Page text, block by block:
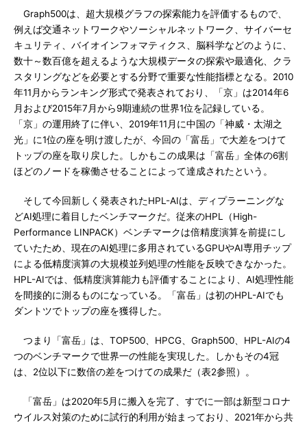
Graph500は、超大規模グラフの探索能力を評価するもので、
例えば交通ネットワークやソーシャルネットワーク、サイバーセ
キュリティ、バイオインフォマティクス、脳科学などのように、
数十～数百億を超えるような大規模データの探索や最適化、クラ
スタリングなどを必要とする分野で重要な性能指標となる。2010
年11月からランキング形式で発表されており、「京」は2014年6
月および2015年7月から9期連続の世界1位を記録している。
「京」の運用終了に伴い、2019年11月に中国の「神威・太湖之
光」に1位の座を明け渡したが、今回の「富岳」で大差をつけて
トップの座を取り戻した。しかもこの成果は「富岳」全体の6割
ほどのノードを稼働させることによって達成されたという。
そして今回新しく発表されたHPL-AIは、ディプラーニングな
どAI処理に着目したベンチマークだ。従来のHPL（High-
Performance LINPACK）ベンチマークは倍精度演算を前提にし
ていたため、現在のAI処理に多用されているGPUやAI専用チップ
による低精度演算の大規模並列処理の性能を反映できなかった。
HPL-AIでは、低精度演算能力も評価することにより、AI処理性能
を間接的に測るものになっている。「富岳」は初のHPL-AIでも
ダントツでトップの座を獲得した。
つまり「富岳」は、TOP500、HPCG、Graph500、HPL-AIの4
つのベンチマークで世界一の性能を実現した。しかもその4冠
は、2位以下に数倍の差をつけての成果だ（表2参照）。
「富岳」は2020年5月に搬入を完了、すでに一部は新型コロナ
ウイルス対策のために試行的利用が始まっており、2021年から共